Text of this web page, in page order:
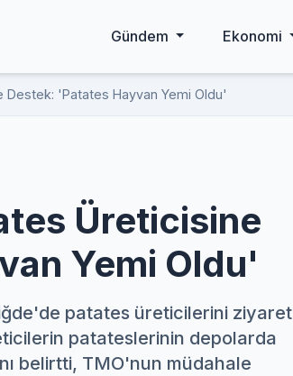
Gündem Ekonomi
'Patates Hayvan Yemi Oldu'
Üreticisine
Yemi Oldu'
patates üreticilerini ziyaret
patateslerinin depolarda
belirtti, TMO'nun müdahale